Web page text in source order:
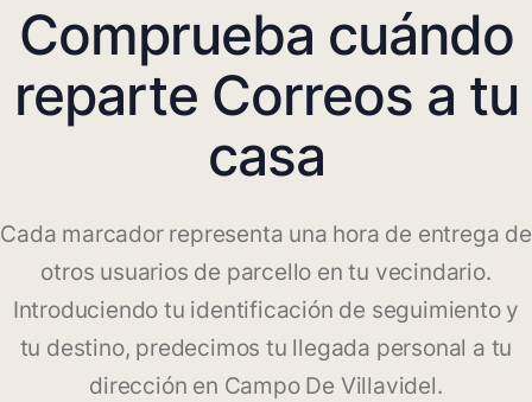
Comprueba cuándo
reparte Correos a tu
casa
Cada marcador representa una hora de entrega de
otros usuarios de parcello en tu vecindario.
Introduciendo tu identificación de seguimiento y
tu destino, predecimos tu llegada personal a tu
dirección en Campo De Villavidel.